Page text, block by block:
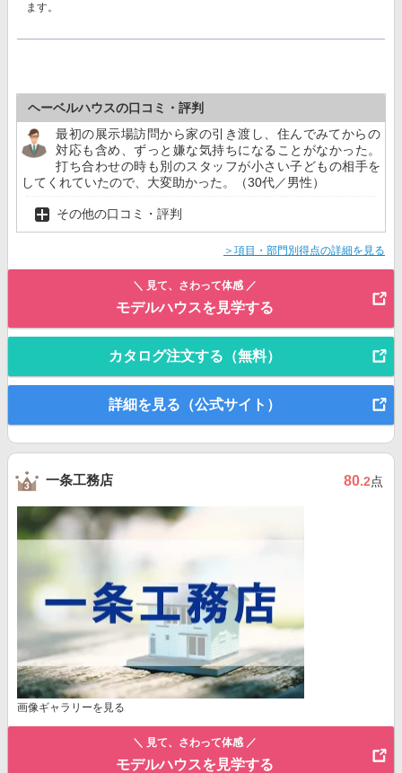
ます。
ヘーベルハウスの口コミ・評判
最初の展示場訪問から家の引き渡し、住んでみてからの
対応も含め、ずっと嫌な気持ちになることがなかった。
打ち合わせの時も別のスタッフが小さい子どもの相手を
してくれていたので、大変助かった。（30代／男性）
その他の口コミ・評判
＞項目・部門別得点の詳細を見る
＼ 見て、さわって体感 ／
モデルハウスを見学する
カタログ注文する（無料）
詳細を見る（公式サイト）
一条工務店 80.2点
画像ギャラリーを見る
＼ 見て、さわって体感 ／
モデルハウスを見学する